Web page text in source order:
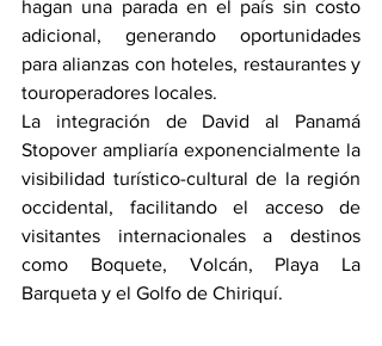
hagan una parada en el país sin costo
adicional, generando oportunidades
para alianzas con hoteles, restaurantes y
touroperadores locales.
La integración de David al Panamá
Stopover ampliaría exponencialmente la
visibilidad turístico-cultural de la región
occidental, facilitando el acceso de
visitantes internacionales a destinos
como Boquete, Volcán, Playa La
Barqueta y el Golfo de Chiriquí.